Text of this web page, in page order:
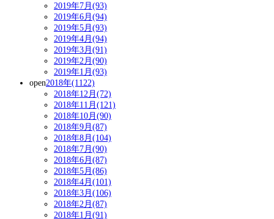
2019年7月(93)
2019年6月(94)
2019年5月(93)
2019年4月(94)
2019年3月(91)
2019年2月(90)
2019年1月(93)
open2018年(1122)
2018年12月(72)
2018年11月(121)
2018年10月(90)
2018年9月(87)
2018年8月(104)
2018年7月(90)
2018年6月(87)
2018年5月(86)
2018年4月(101)
2018年3月(106)
2018年2月(87)
2018年1月(91)